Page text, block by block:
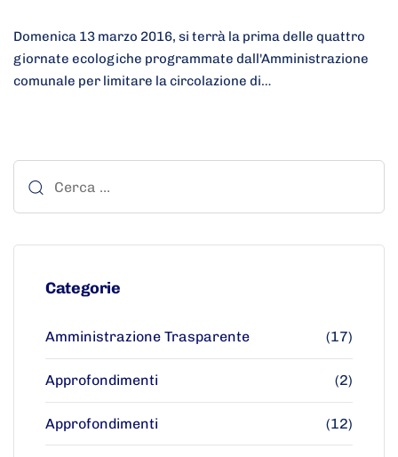
Domenica 13 marzo 2016, si terrà la prima delle quattro
giornate ecologiche programmate dall'Amministrazione
comunale per limitare la circolazione di…
Categorie
Amministrazione Trasparente (17)
Approfondimenti (2)
Approfondimenti (12)